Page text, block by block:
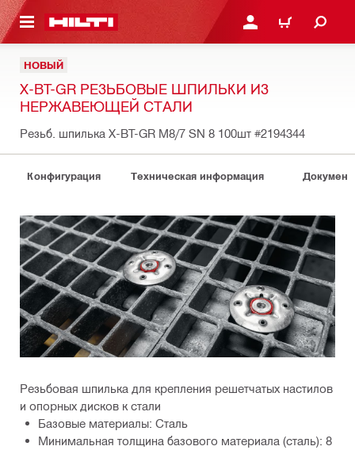
КОНТЕНТУ ВОЙДИТЕ В СВОЮ
КОРЗИНА
НОВЫЙ
X-BT-GR РЕЗЬБОВЫЕ ШПИЛЬКИ ИЗ
НЕРЖАВЕЮЩЕЙ СТАЛИ
Резьб. шпилька X-BT-GR M8/7 SN 8 100шт #2194344
Конфигурация Техническая информация
Резьбовая шпилька для крепления решетчатых настилов
и опорных дисков к стали
Базовые материалы: Сталь
Минимальная толщина базового материала (сталь): 8